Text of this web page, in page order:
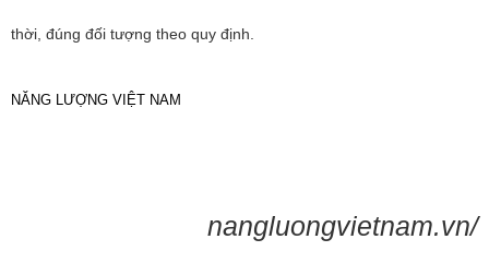
thời, đúng đối tượng theo quy định.
NĂNG LƯỢNG VIỆT NAM
nangluongvietnam.vn/